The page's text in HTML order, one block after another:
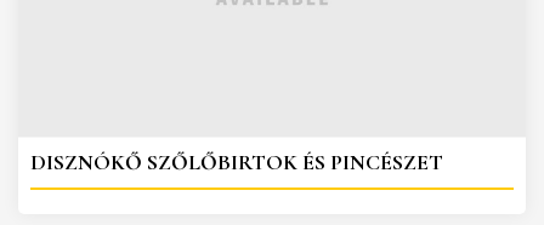
DISZNÓKŐ SZŐLŐBIRTOK ÉS PINCÉSZET